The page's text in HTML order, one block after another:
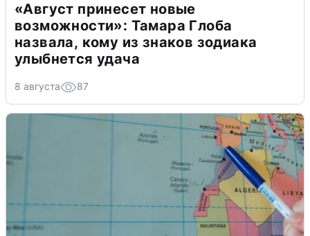
«Август принесет новые
возможности»: Тамара Глоба
назвала, кому из знаков зодиака
улыбнется удача
8 августа 87